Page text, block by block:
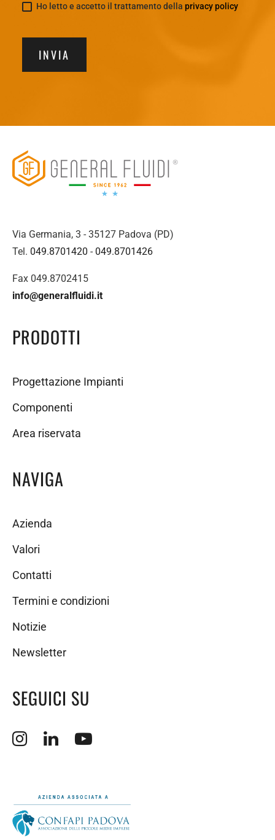
Ho letto e accetto il trattamento della privacy policy
INVIA
Via Germania, 3 - 35127 Padova (PD)
Tel. 049.8701420 - 049.8701426
Fax 049.8702415
info@generalfluidi.it
PRODOTTI
Progettazione Impianti
Componenti
Area riservata
NAVIGA
Azienda
Valori
Contatti
Termini e condizioni
Notizie
Newsletter
SEGUICI SU
Apertura sito esterno in nuova finestra.
Apertura sito esterno in nuova finestra.
Apertura sito esterno in nuova finestra.